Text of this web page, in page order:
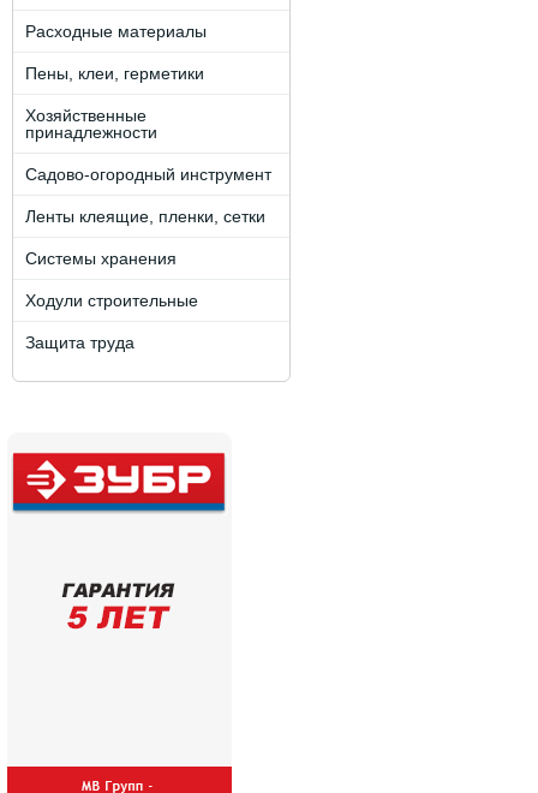
Расходные материалы
Пены, клеи, герметики
Хозяйственные
принадлежности
Садово-огородный инструмент
Ленты клеящие, пленки, сетки
Системы хранения
Ходули строительные
Защита труда